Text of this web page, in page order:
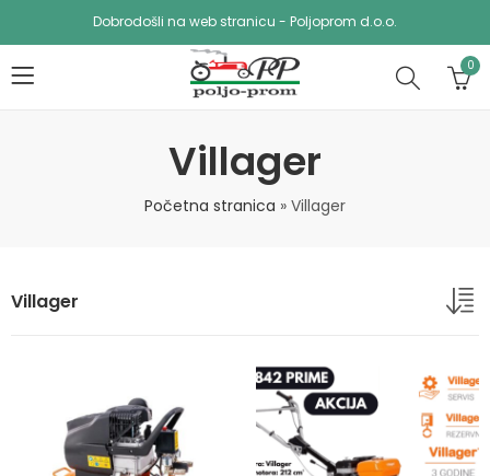
Dobrodošli na web stranicu - Poljoprom d.o.o.
0
Villager
Početna stranica » Villager
Villager